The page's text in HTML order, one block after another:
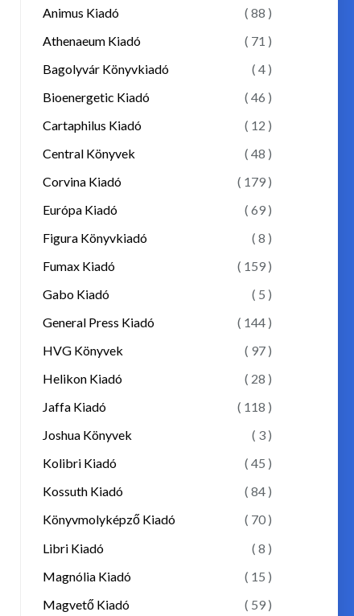
Animus Kiadó
( 88 )
Athenaeum Kiadó
( 71 )
Bagolyvár Könyvkiadó
( 4 )
Bioenergetic Kiadó
( 46 )
Cartaphilus Kiadó
( 12 )
Central Könyvek
( 48 )
Corvina Kiadó
( 179 )
Európa Kiadó
( 69 )
Figura Könyvkiadó
( 8 )
Fumax Kiadó
( 159 )
Gabo Kiadó
( 5 )
General Press Kiadó
( 144 )
HVG Könyvek
( 97 )
Helikon Kiadó
( 28 )
Jaffa Kiadó
( 118 )
Joshua Könyvek
( 3 )
Kolibri Kiadó
( 45 )
Kossuth Kiadó
( 84 )
Könyvmolyképző Kiadó
( 70 )
Libri Kiadó
( 8 )
Magnólia Kiadó
( 15 )
Magvető Kiadó
( 59 )